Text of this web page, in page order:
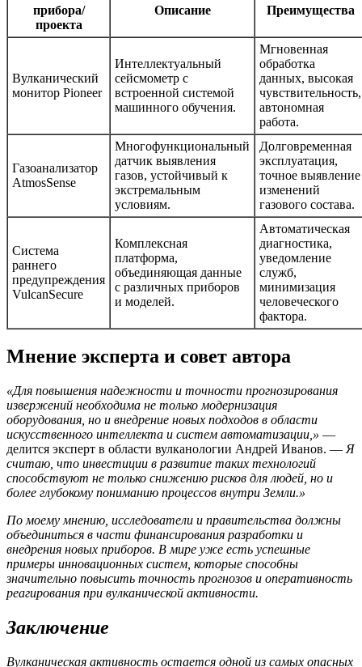
прибора/
проекта
Описание Преимущества
Вулканический
монитор Pioneer
Интеллектуальный
сейсмометр с
встроенной системой
машинного обучения.
Мгновенная
обработка
данных, высокая
чувствительность,
автономная
работа.
Газоанализатор
AtmosSense
Многофункциональный
датчик выявления
газов, устойчивый к
экстремальным
условиям.
Долговременная
эксплуатация,
точное выявление
изменений
газового состава.
Система
раннего
предупреждения
VulcanSecure
Комплексная
платформа,
объединяющая данные
с различных приборов
и моделей.
Автоматическая
диагностика,
уведомление
служб,
минимизация
человеческого
фактора.
Мнение эксперта и совет автора
«Для повышения надежности и точности прогнозирования
извержений необходима не только модернизация
оборудования, но и внедрение новых подходов в области
искусственного интеллекта и систем автоматизации,» —
делится эксперт в области вулканологии Андрей Иванов. — Я
считаю, что инвестиции в развитие таких технологий
способствуют не только снижению рисков для людей, но и
более глубокому пониманию процессов внутри Земли.»
По моему мнению, исследователи и правительства должны
объединиться в части финансирования разработки и
внедрения новых приборов. В мире уже есть успешные
примеры инновационных систем, которые способны
значительно повысить точность прогнозов и оперативность
реагирования при вулканической активности.
Заключение
Вулканическая активность остается одной из самых опасных